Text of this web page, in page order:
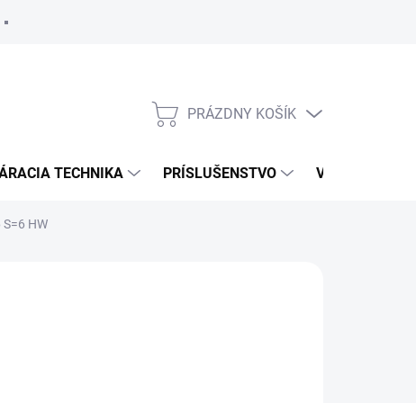
NÁKUPNÝ
PRÁZDNY KOŠÍK
TECHNIKA PRÍSLUŠENSTVO VÝROBCOVIA
HW